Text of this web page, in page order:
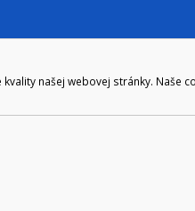
našej webovej stránky. Naše
56 302